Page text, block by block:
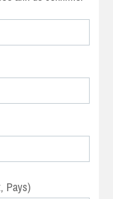
Pays)